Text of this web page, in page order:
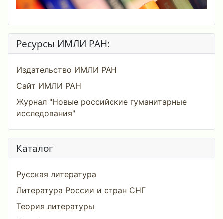
Ресурсы ИМЛИ РАН:
Издательство ИМЛИ РАН
Сайт ИМЛИ РАН
Журнал "Новые российские гуманитарные
исследования"
Каталог
Русская литература
Литература России и стран СНГ
Теория литературы